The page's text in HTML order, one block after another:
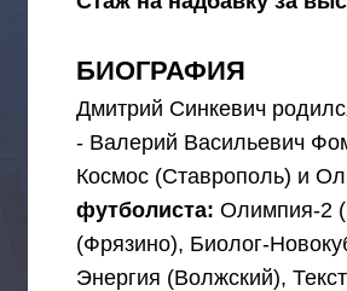
БИОГРАФИЯ
Дмитрий Синкевич
- Валерий Васильевич
Космос (Ставрополь) и
футболиста: Олимпия-2
(Фрязино), Биолог-
Энергия (Волжский),